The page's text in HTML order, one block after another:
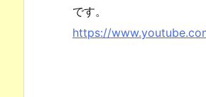
です。
https://